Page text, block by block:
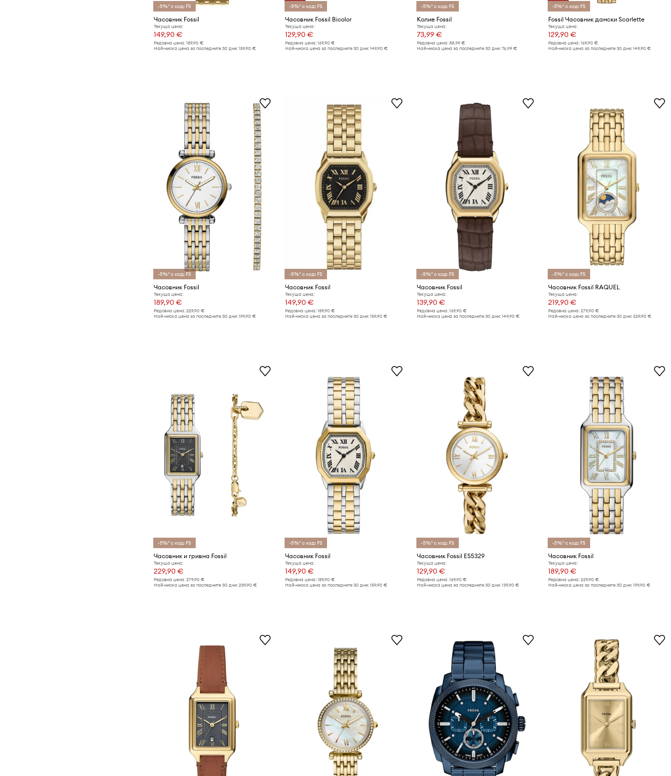
-5%* с код: FS
Часовник Fossil
Текуща цена:
149,90 €
Редовна цена: 189,90 €
Най-ниска цена за последните 30 дни: 159,90 €
-5%* с код: FS
Часовник Fossil Bicolor
Текуща цена:
129,90 €
Редовна цена: 169,90 €
Най-ниска цена за последните 30 дни: 149,90 €
-5%* с код: FS
Колие Fossil
Текуща цена:
73,99 €
Редовна цена: 88,99 €
Най-ниска цена за последните 30 дни: 76,99 €
-5%* с код: FS
Fossil Часовник дамски Scarlette
Текуща цена:
129,90 €
Редовна цена: 169,90 €
Най-ниска цена за последните 30 дни: 149,90 €
-5%* с код: FS
Часовник Fossil
Текуща цена:
189,90 €
Редовна цена: 229,90 €
Най-ниска цена за последните 30 дни: 199,90 €
-5%* с код: FS
Часовник Fossil
Текуща цена:
149,90 €
Редовна цена: 189,90 €
Най-ниска цена за последните 30 дни: 159,90 €
-5%* с код: FS
Часовник Fossil
Текуща цена:
139,90 €
Редовна цена: 169,90 €
Най-ниска цена за последните 30 дни: 149,90 €
-5%* с код: FS
Часовник Fossil RAQUEL
Текуща цена:
219,90 €
Редовна цена: 279,90 €
Най-ниска цена за последните 30 дни: 229,90 €
-5%* с код: FS
Часовник и гривна Fossil
Текуща цена:
229,90 €
Редовна цена: 279,90 €
Най-ниска цена за последните 30 дни: 239,90 €
-5%* с код: FS
Часовник Fossil
Текуща цена:
149,90 €
Редовна цена: 189,90 €
Най-ниска цена за последните 30 дни: 159,90 €
-5%* с код: FS
Часовник Fossil ES5329
Текуща цена:
129,90 €
Редовна цена: 169,90 €
Най-ниска цена за последните 30 дни: 139,90 €
-5%* с код: FS
Часовник Fossil
Текуща цена:
189,90 €
Редовна цена: 229,90 €
Най-ниска цена за последните 30 дни: 199,90 €